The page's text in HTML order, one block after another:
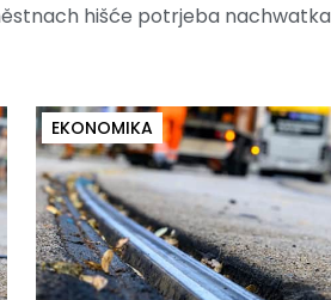
hišće potrjeba
EKONOMIKA